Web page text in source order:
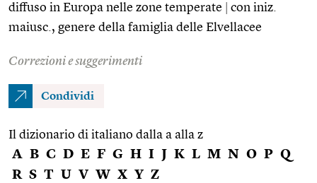
diffuso in Europa nelle zone temperate
con iniz.
maiusc., genere della famiglia delle Elvellacee
Correzioni e suggerimenti
Condividi
Il dizionario di italiano dalla a alla z
A B C D E F G H I J K L M N O P Q
R S T U V W X Y Z